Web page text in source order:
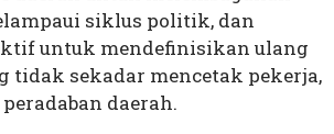
siklus politik, dan
untuk mendefinisikan ulang
tidak sekadar mencetak pekerja,
daerah.